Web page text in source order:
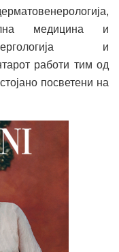
медицина и
и
работи тим од
посветени на